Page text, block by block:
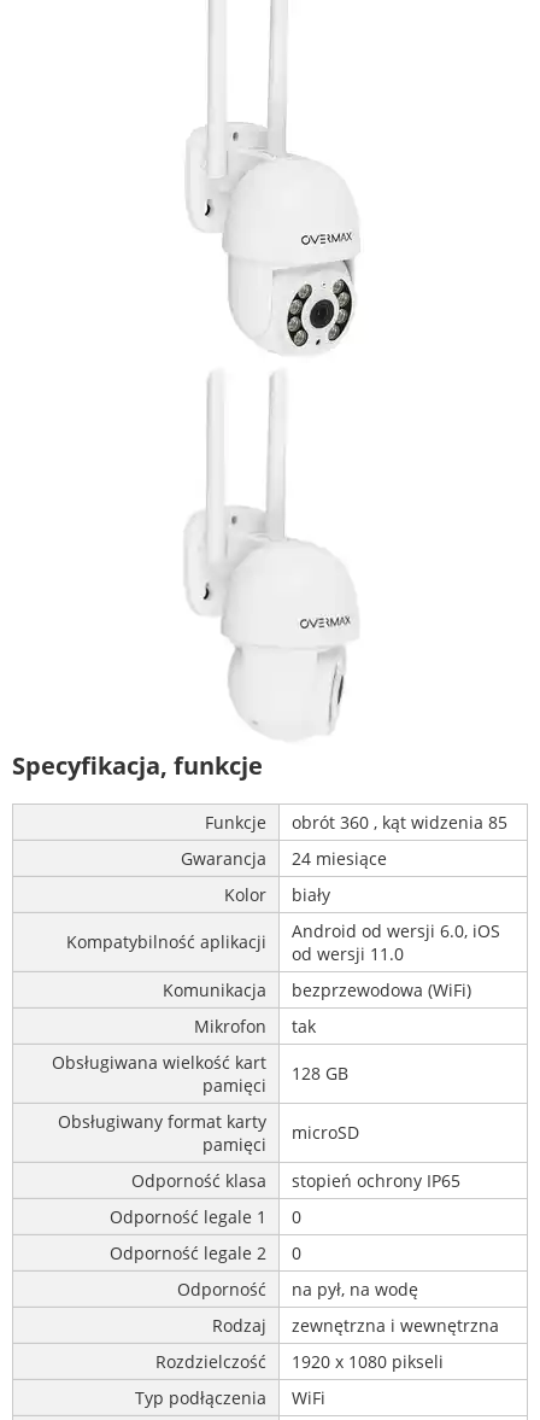
Specyfikacja, funkcje
Funkcje
obrót 360 , kąt widzenia 85
Gwarancja
24 miesiące
Kolor
biały
Kompatybilność aplikacji
Android od wersji 6.0, iOS
od wersji 11.0
Komunikacja
bezprzewodowa (WiFi)
Mikrofon
tak
Obsługiwana wielkość kart
pamięci
128 GB
Obsługiwany format karty
pamięci
microSD
Odporność klasa
stopień ochrony IP65
Odporność legale 1
0
Odporność legale 2
0
Odporność
na pył, na wodę
Rodzaj
zewnętrzna i wewnętrzna
Rozdzielczość
1920 x 1080 pikseli
Typ podłączenia
WiFi